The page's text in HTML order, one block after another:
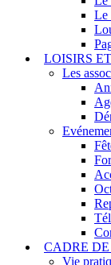
Le
LOISIRS
Les
CADRE
Vie